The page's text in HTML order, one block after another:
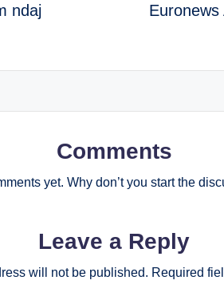
ndaj
Comments
yet. Why don’t you start the
Leave a Reply
will not be published. Required